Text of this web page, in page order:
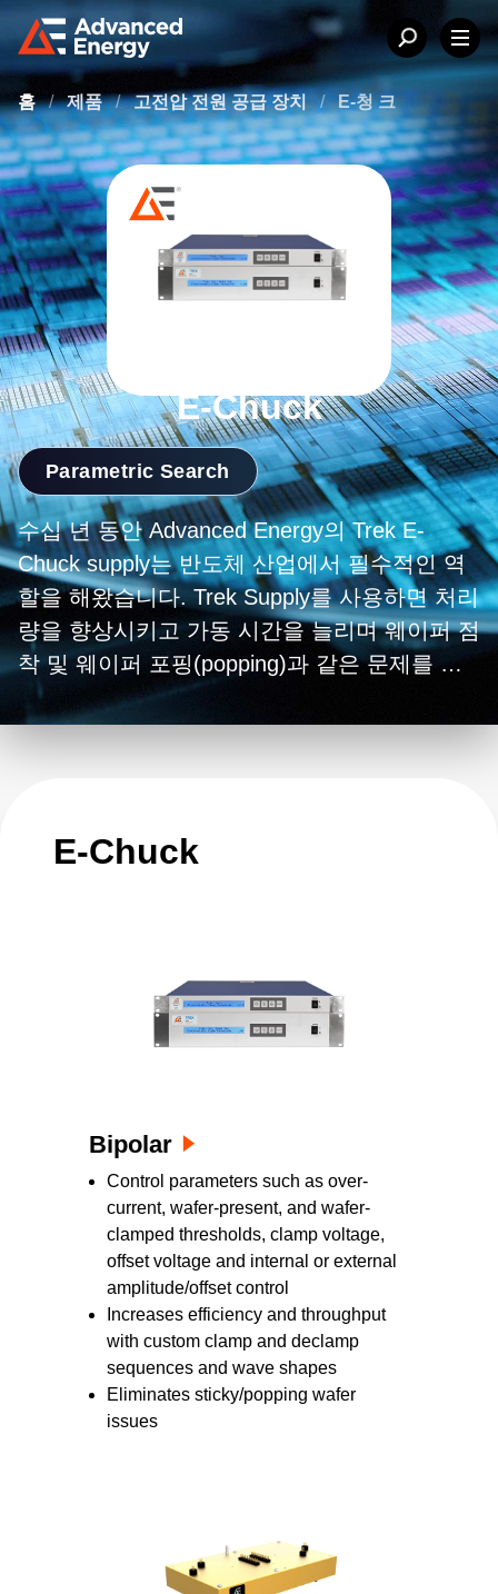
홈 / 제품 / 고전압 전원 공급 장치 / E-청 크
E-Chuck
Parametric Search
수십 년 동안 Advanced Energy의 Trek E-
Chuck supply는 반도체 산업에서 필수적인 역
할을 해왔습니다. Trek Supply를 사용하면 처리
량을 향상시키고 가동 시간을 늘리며 웨이퍼 점
착 및 웨이퍼 포핑(popping)과 같은 문제를 가
상으로 해결할 수 있고 후면 가스 에러도 줄일
수 있습니다.
E-Chuck
Bipolar
Control parameters such as over-
current, wafer-present, and wafer-
clamped thresholds, clamp voltage,
offset voltage and internal or external
amplitude/offset control
Increases efficiency and throughput
with custom clamp and declamp
sequences and wave shapes
Eliminates sticky/popping wafer
issues